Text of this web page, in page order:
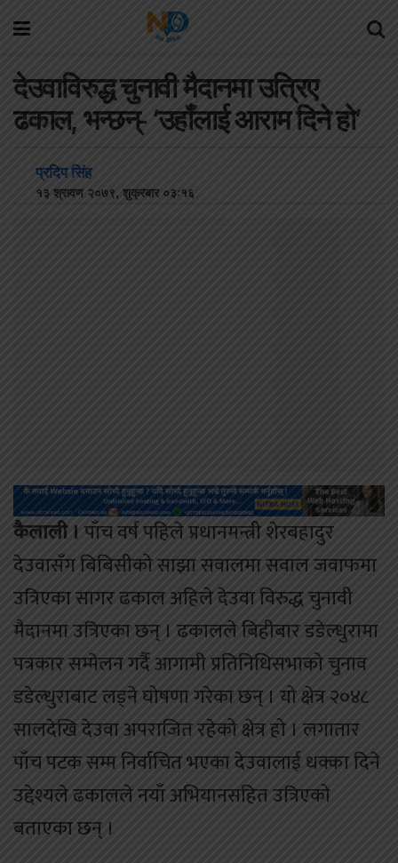
देउवाविरुद्ध चुनावी मैदानमा उत्रिए
ढकाल, भन्छन्- ‘उहाँलाई आराम दिने हो’
प्रदिप सिंह
१३ श्रावण २०७९, शुक्रबार ०३:१६
कैलाली । पाँच वर्ष पहिले प्रधानमन्त्री शेरबहादुर
देउवासँग बिबिसीको साझा सवालमा सवाल जवाफमा
उत्रिएका सागर ढकाल अहिले देउवा विरुद्ध चुनावी
मैदानमा उत्रिएका छन् । ढकालले बिहीबार डडेल्धुरामा
पत्रकार सम्मेलन गर्दै आगामी प्रतिनिधिसभाको चुनाव
डडेल्धुराबाट लड्ने घोषणा गरेका छन् । यो क्षेत्र २०४८
सालदेखि देउवा अपराजित रहेको क्षेत्र हो । लगातार
पाँच पटक सम्म निर्वाचित भएका देउवालाई धक्का दिने
उद्देश्यले ढकालले नयाँ अभियानसहित उत्रिएको
बताएका छन् ।